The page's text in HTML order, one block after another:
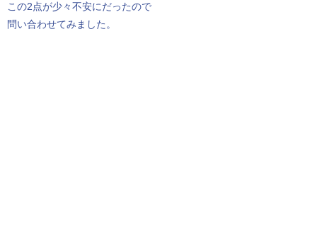
この2点が少々不安にだったので
問い合わせてみました。